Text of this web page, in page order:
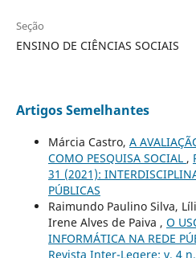
Seção
ENSINO DE CIÊNCIAS SOCIAIS
Artigos Semelhantes
Márcia Castro, A
COMO PESQUISA SOCIAL ,
31 (2021):
PÚBLICAS
Raimundo Paulino Silva,
Irene Alves de Paiva , O
INFORMÁTICA NA REDE
Revista Inter-Legere: v. 4